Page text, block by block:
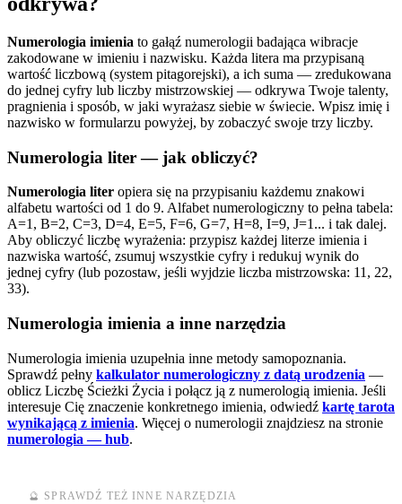
Numerologia imienia to gałąź numerologii badająca wibracje
zakodowane w imieniu i nazwisku. Każda litera ma przypisaną
wartość liczbową (system pitagorejski), a ich suma — zredukowana
do jednej cyfry lub liczby mistrzowskiej — odkrywa Twoje talenty,
pragnienia i sposób, w jaki wyrażasz siebie w świecie. Wpisz imię i
nazwisko w formularzu powyżej, by zobaczyć swoje trzy liczby.
Numerologia liter — jak obliczyć?
Numerologia liter opiera się na przypisaniu każdemu znakowi
alfabetu wartości od 1 do 9. Alfabet numerologiczny to pełna tabela:
A=1, B=2, C=3, D=4, E=5, F=6, G=7, H=8, I=9, J=1... i tak dalej.
Aby obliczyć liczbę wyrażenia: przypisz każdej literze imienia i
nazwiska wartość, zsumuj wszystkie cyfry i redukuj wynik do
jednej cyfry (lub pozostaw, jeśli wyjdzie liczba mistrzowska: 11, 22,
33).
Numerologia imienia a inne narzędzia
Numerologia imienia uzupełnia inne metody samopoznania.
Sprawdź pełny kalkulator numerologiczny z datą urodzenia —
oblicz Liczbę Ścieżki Życia i połącz ją z numerologią imienia. Jeśli
interesuje Cię znaczenie konkretnego imienia, odwiedź kartę tarota
wynikającą z imienia. Więcej o numerologii znajdziesz na stronie
numerologia — hub.
🔮 SPRAWDŹ TEŻ INNE NARZĘDZIA